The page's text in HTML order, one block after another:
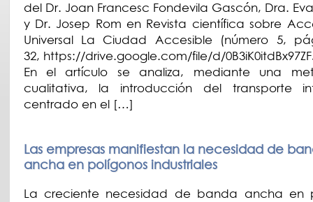
del Dr. Joan Francesc Fondevila Gascón, Dra.
y Dr. Josep Rom en Revista científica sobre
Universal La Ciudad Accesible (número 5,
32, https://drive.google.com/file/d/
En el artículo se analiza, mediante una
cualitativa, la introducción del transporte
centrado en el […]
Las empresas manifiestan la necesidad de
ancha en polígonos industriales
La creciente necesidad de banda ancha en